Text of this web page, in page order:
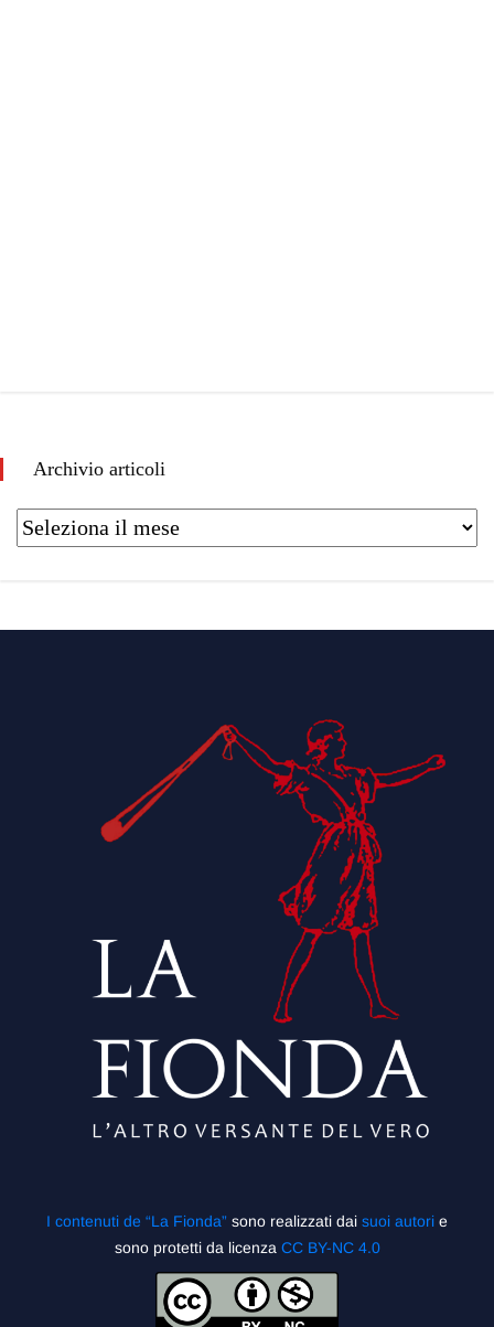
Archivio articoli
I contenuti de “La Fionda” sono realizzati dai suoi autori e
sono protetti da licenza CC BY-NC 4.0